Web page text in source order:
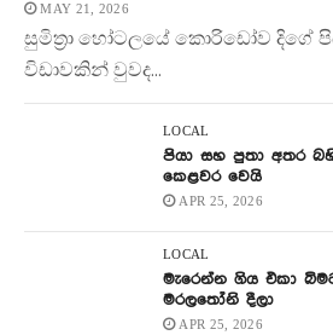
MAY 21, 2026
සුමිත්‍රා හෝටලයේ කොරිඩෝව දිගේ
විඩාවකින් වුවද...
LOCAL
පියා සහ පුතා අතර
කෙළවර වෙයි
APR 25, 2026
LOCAL
මැරෙන්න ගිය එකා
මරලතෝනි දීලා
APR 25, 2026